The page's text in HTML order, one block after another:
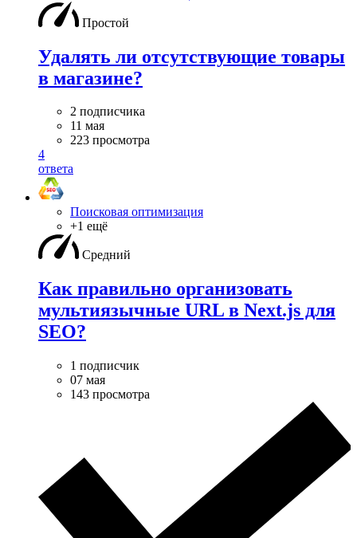
Простой
Удалять ли отсутствующие товары
в магазине?
2 подписчика
11 мая
223 просмотра
4
ответа
Поисковая оптимизация
+1 ещё
Средний
Как правильно организовать
мультиязычные URL в Next.js для
SEO?
1 подписчик
07 мая
143 просмотра